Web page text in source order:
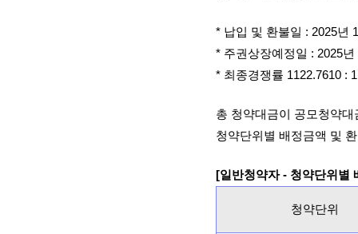
* 납입 및 환불일 : 2025년
* 주권상장예정일 : 2025
* 최종경쟁률 1122.7610 :
총 청약대금이 공모청약
청약단위별 배정금액 및
[일반청약자 - 청약단위별
청약단위